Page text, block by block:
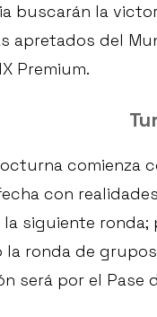
buscarán la
apretados del
Premium.
comienza
con
siguiente
ronda de
será por el Pase